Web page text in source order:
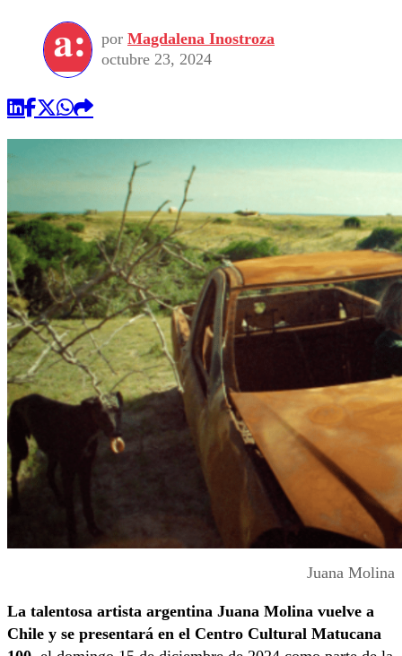
por Magdalena Inostroza
octubre 23, 2024
Juana Molina
La talentosa artista argentina Juana Molina vuelve a
Chile y se presentará en el Centro Cultural Matucana